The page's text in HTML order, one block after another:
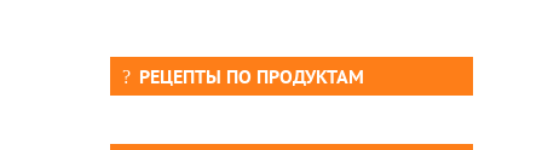
РЕЦЕПТЫ ПО ПРОДУКТАМ